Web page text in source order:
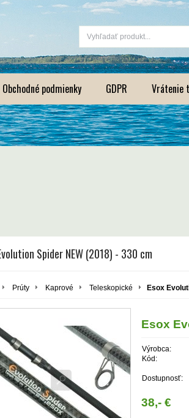
Obchodné podmienky GDPR Vrátenie
Spider NEW (2018) - 330 cm
Prúty Kaprové Teleskopické Esox
Esox
Výrobca:
Kód:
Dostupnosť:
38,- €